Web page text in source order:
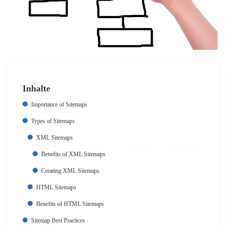
Inhalte
Importance of Sitemaps
Types of Sitemaps
XML Sitemaps
Benefits of XML Sitemaps
Creating XML Sitemaps
HTML Sitemaps
Benefits of HTML Sitemaps
Sitemap Best Practices